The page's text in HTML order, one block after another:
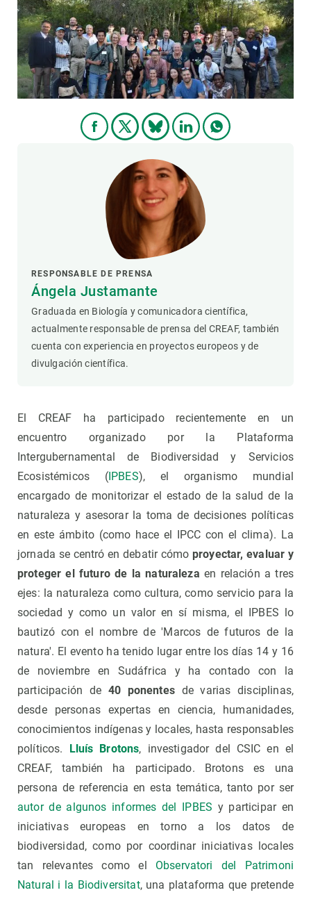
RESPONSABLE DE PRENSA
Ángela Justamante
Graduada en Biología y comunicadora científica,
actualmente responsable de prensa del CREAF, también
cuenta con experiencia en proyectos europeos y de
divulgación científica.
El CREAF ha participado recientemente en un
encuentro organizado por la Plataforma
Intergubernamental de Biodiversidad y Servicios
Ecosistémicos (IPBES), el organismo mundial
encargado de monitorizar el estado de la salud de la
naturaleza y asesorar la toma de decisiones políticas
en este ámbito (como hace el IPCC con el clima). La
jornada se centró en debatir cómo proyectar, evaluar y
proteger el futuro de la naturaleza en relación a tres
ejes: la naturaleza como cultura, como servicio para la
sociedad y como un valor en sí misma, el IPBES lo
bautizó con el nombre de 'Marcos de futuros de la
natura'. El evento ha tenido lugar entre los días 14 y 16
de noviembre en Sudáfrica y ha contado con la
participación de 40 ponentesde varias disciplinas,
desde personas expertas en ciencia, humanidades,
conocimientos indígenas y locales, hasta responsables
políticos.
Lluís Brotons, investigador del CSIC en el
CREAF, también ha participado. Brotons es una
persona de referencia en esta temática, tanto por ser
autor de algunos informes del IPBES y participar en
iniciativas europeas en torno a los datos de
biodiversidad, como por coordinar iniciativas locales
tan relevantes como el Observatori del Patrimoni
Natural i la Biodiversitat, una plataforma que pretende